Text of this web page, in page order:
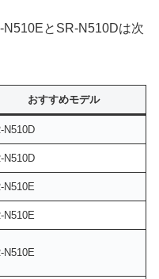
N510EとSR-N510Dは次
おすすめモデル
N510D
N510D
N510E
N510E
N510E